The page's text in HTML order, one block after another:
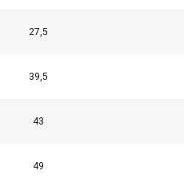
27,5
39,5
43
49
We gebruiken cookies om
kunnen combineren met andere
Strikt